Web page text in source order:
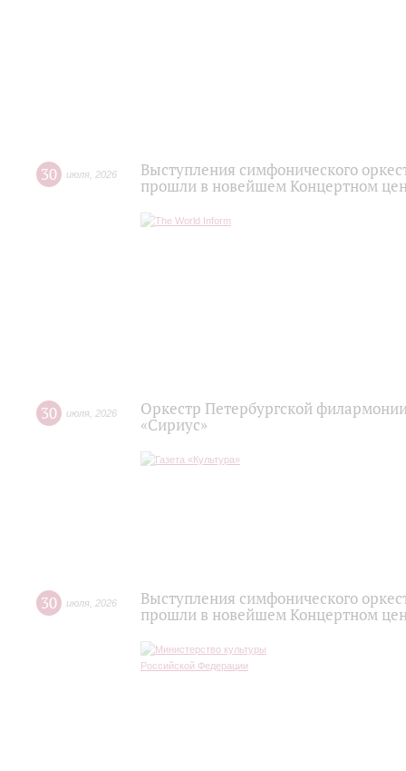
30 июля 2026
Выступления симфонического
прошли в новейшем Концертном
30 июля 2026
Оркестр Петербургской
«Сириус»
30 июля 2026
Выступления симфонического
прошли в новейшем Концертном